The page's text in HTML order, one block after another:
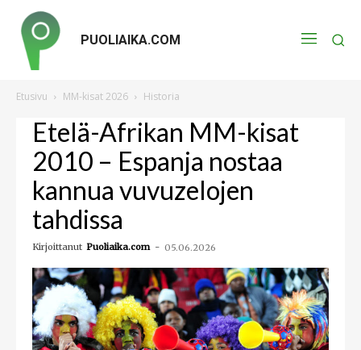
PUOLIAIKA.COM
Etusivu MM-kisat 2026 Historia
Etelä-Afrikan MM-kisat
2010 – Espanja nostaa
kannua vuvuzelojen
tahdissa
Kirjoittanut Puoliaika.com - 05.06.2026